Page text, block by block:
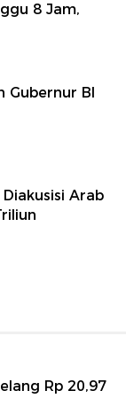
8 Jam,
Gubernur BI
Arab
Rp 20,97